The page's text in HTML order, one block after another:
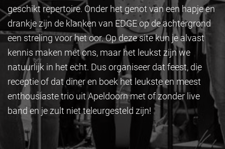
geschikt repertoire. Onder het genot van een hapje en
drankje zijn de klanken van EDGE op de achtergrond
een streling voor het oor. Op deze site kun je alvast
kennis maken met ons, maar het leukst zijn we
natuurlijk in het echt. Dus organiseer dat feest, die
receptie of dat diner en boek het leukste en meest
enthousiaste trio uit Apeldoorn met of zonder live
band en je zult niet teleurgesteld zijn!